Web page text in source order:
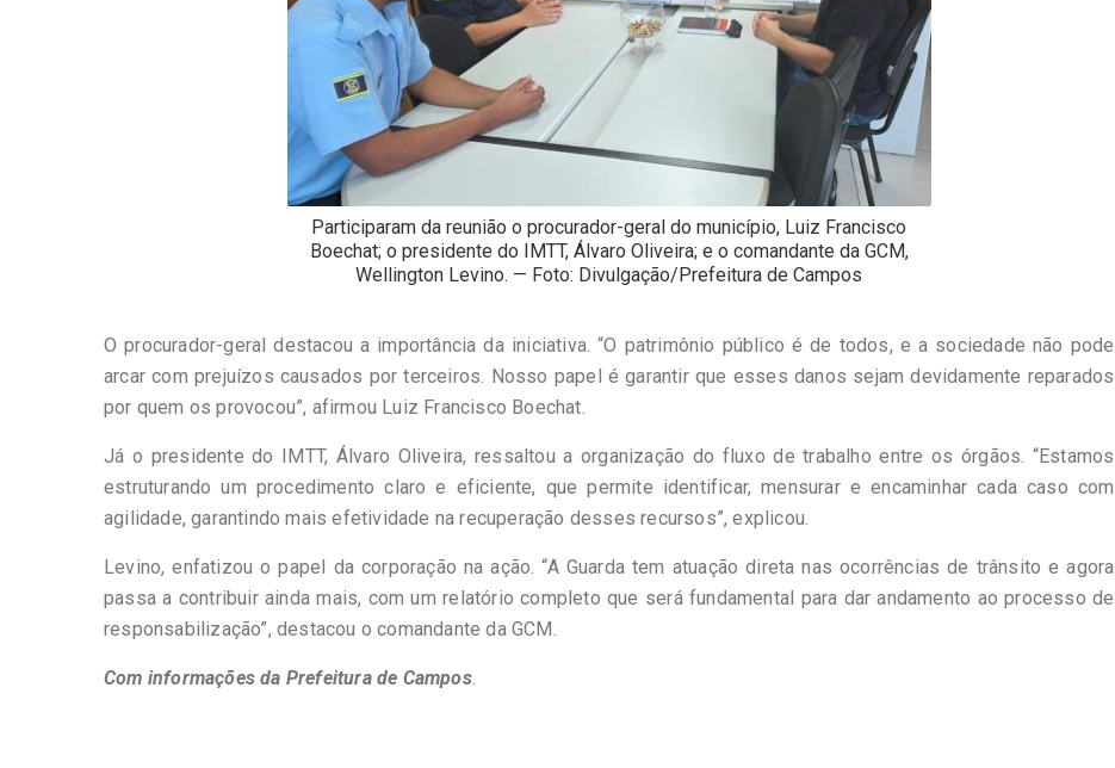
Participaram da reunião o procurador-geral do município, Luiz Francisco
Boechat; o presidente do IMTT, Álvaro Oliveira; e o comandante da GCM,
Wellington Levino. — Foto: Divulgação/Prefeitura de Campos
O procurador-geral destacou a importância da iniciativa. “O patrimônio público é de todos, e a sociedade não pode
arcar com prejuízos causados por terceiros. Nosso papel é garantir que esses danos sejam devidamente reparados
por quem os provocou”, afirmou Luiz Francisco Boechat.
Já o presidente do IMTT, Álvaro Oliveira, ressaltou a organização do fluxo de trabalho entre os órgãos. “Estamos
estruturando um procedimento claro e eficiente, que permite identificar, mensurar e encaminhar cada caso com
agilidade, garantindo mais efetividade na recuperação desses recursos”, explicou.
Levino, enfatizou o papel da corporação na ação. “A Guarda tem atuação direta nas ocorrências de trânsito e agora
passa a contribuir ainda mais, com um relatório completo que será fundamental para dar andamento ao processo de
responsabilização”, destacou o comandante da GCM.
Com informações da Prefeitura de Campos.